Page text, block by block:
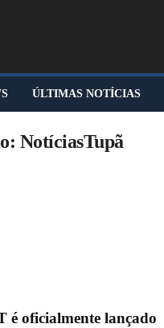
ÚLTIMAS NOTÍCIAS
NotíciasTupã
é oficialmente lançado